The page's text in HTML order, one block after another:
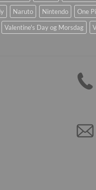
Naruto Nintendo One
Valentine's Day og Morsdag